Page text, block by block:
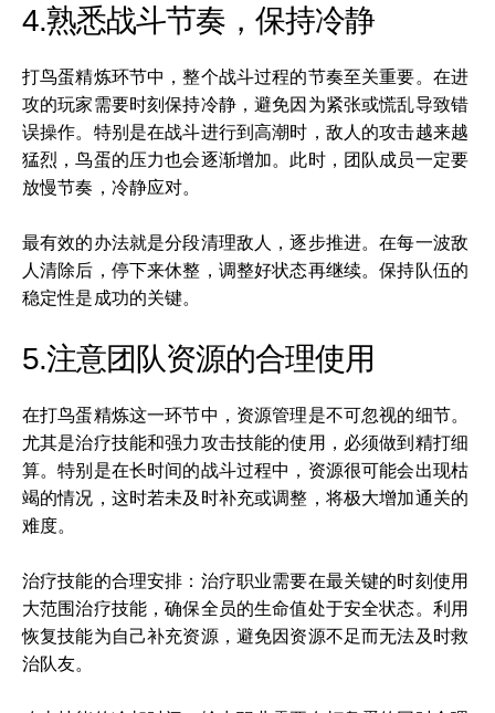
4.熟悉战斗节奏，保持冷静
打鸟蛋精炼环节中，整个战斗过程的节奏至关重要。在进
攻的玩家需要时刻保持冷静，避免因为紧张或慌乱导致错
误操作。特别是在战斗进行到高潮时，敌人的攻击越来越
猛烈，鸟蛋的压力也会逐渐增加。此时，团队成员一定要
放慢节奏，冷静应对。
最有效的办法就是分段清理敌人，逐步推进。在每一波敌
人清除后，停下来休整，调整好状态再继续。保持队伍的
稳定性是成功的关键。
5.注意团队资源的合理使用
在打鸟蛋精炼这一环节中，资源管理是不可忽视的细节。
尤其是治疗技能和强力攻击技能的使用，必须做到精打细
算。特别是在长时间的战斗过程中，资源很可能会出现枯
竭的情况，这时若未及时补充或调整，将极大增加通关的
难度。
治疗技能的合理安排：治疗职业需要在最关键的时刻使用
大范围治疗技能，确保全员的生命值处于安全状态。利用
恢复技能为自己补充资源，避免因资源不足而无法及时救
治队友。